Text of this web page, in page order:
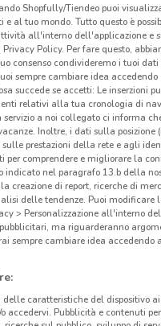
4.5 km
Shopfully/Tiendeo puoi
al tuo mondo. Tutto questo è
all'interno dell'applicazione e
Policy. Per fare questo,
consenso condivideremo i tuoi dati
sempre cambiare idea accedendo
succede se accetti: Le inserzioni
relativi alla tua cronologia di
a noi collegato ci informa
Inoltre, i dati sulla posizione
prestazioni della rete e agli
per comprendere e migliorare la
indicato nel paragrafo 13.b della
creazione di report, ricerche di
delle tendenze. Puoi modificare
> Personalizzazione all'interno
ma riguarderanno
sempre cambiare idea accedendo
caratteristiche del dispositivo
accedervi. Pubblicità e contenuti